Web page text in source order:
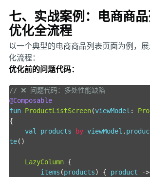
七、实战案例：电商商
优化全流程
以一个典型的电商商品列表页面为例，
化流程：
优化前的问题代码：
// ❌ 问题代码：多处性能缺陷
@Composable
fun ProductListScreen(viewModel :
{
val products
by viewModel .
te()
LazyColumn {
items (products) { product ->